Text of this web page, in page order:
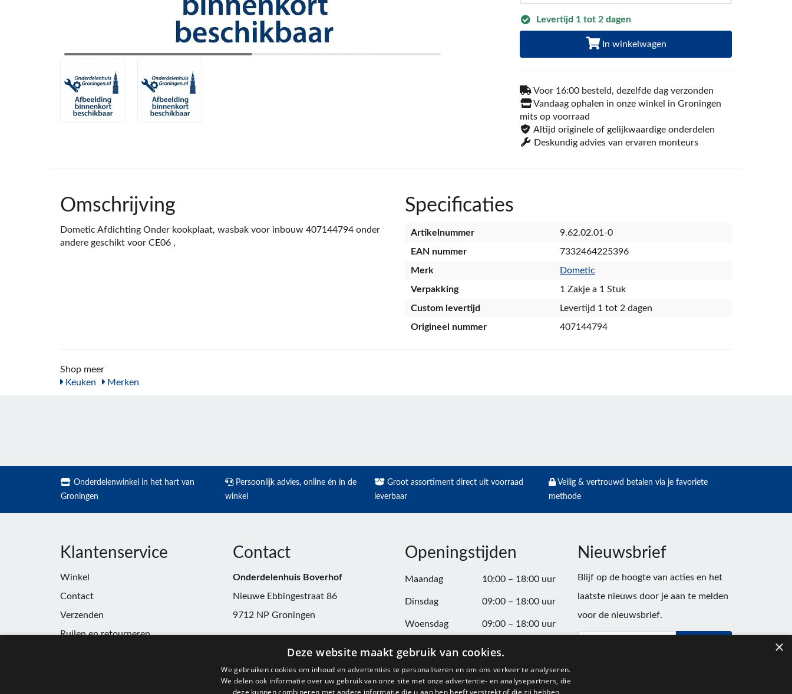
Levertijd 1 tot 2 dagen
In winkelwagen
Voor 16:00 besteld, dezelfde dag verzonden
Vandaag ophalen in onze winkel in Groningen
mits op voorraad
Altijd originele of gelijkwaardige onderdelen
Deskundig advies van ervaren monteurs
Omschrijving
Dometic Afdichting Onder kookplaat, wasbak voor inbouw 407144794 onder
andere geschikt voor CE06 ,
Specificaties
Artikelnummer
9.62.02.01-0
EAN nummer
7332464225396
Merk
Dometic
Verpakking
1 Zakje a 1 Stuk
Custom levertijd
Levertijd 1 tot 2 dagen
Origineel nummer
407144794
Shop meer
Keuken
Merken
Onderdelenwinkel in het hart van
Groningen
Persoonlijk advies, online én in de
winkel
Groot assortiment direct uit voorraad
leverbaar
Veilig & vertrouwd betalen via je favoriete
methode
Klantenservice
Winkel
Contact
Verzenden
Ruilen en retourneren
Contact
Onderdelenhuis Boverhof
Nieuwe Ebbingestraat 86
9712 NP Groningen
winkel@onderdelenhuisgroningen.nl
Openingstijden
Maandag 10:00 – 18:00 uur
Dinsdag 09:00 – 18:00 uur
Woensdag 09:00 – 18:00 uur
Donderdag 09:00 – 20:00 uur
Vrijdag 09:00 – 18:00 uur
Zaterdag 09:00 – 17:00 uur
Nieuwsbrief
Blijf op de hoogte van acties en het
laatste nieuws door je aan te melden
voor de nieuwsbrief.
×
Deze website maakt gebruik van cookies.
We gebruiken cookies om inhoud en advertenties te personaliseren en om ons verkeer te analyseren.
We delen ook informatie over uw gebruik van onze site met onze advertentie- en analysepartners, die
deze kunnen combineren met andere informatie die u aan hen heeft verstrekt of die zij hebben